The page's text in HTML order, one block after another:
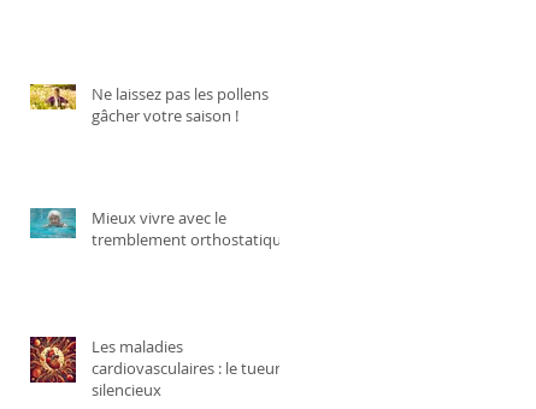
Ne laissez pas les pollens
gâcher votre saison !
Mieux vivre avec le
tremblement orthostatique.
Les maladies
cardiovasculaires : le tueur
silencieux